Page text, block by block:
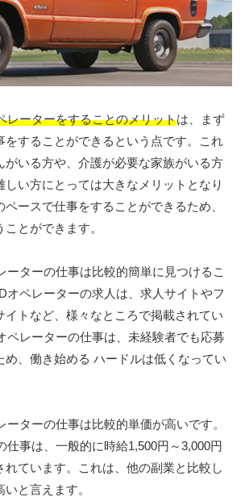
レーターをすることのメリットは、まず
をすることができるという点です。これ
がいる方や、介護が必要な家族がいる方
しい方にとっては大きなメリットとなり
ペースで仕事をすることができるため、
とができます。
ーターの仕事は比較的簡単に見つけるこ
オペレーターの求人は、求人サイトやフ
イトなど、様々なところで掲載されてい
ペレーターの仕事は、未経験者でも応募
め、働き始める ハードルは低くなってい
ーターの仕事は比較的単価が高いです。
仕事は、一般的に時給1,500円～3,000円
れています。これは、他の副業と比較し
と言えます。